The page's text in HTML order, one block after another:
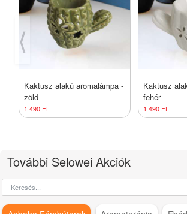
⟨
Kaktusz alakú aromalámpa -
zöld
1 490 Ft
Kaktusz
fehér
1 490 Ft
További Selowei Akciók